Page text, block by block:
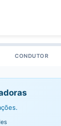
CONDUTOR